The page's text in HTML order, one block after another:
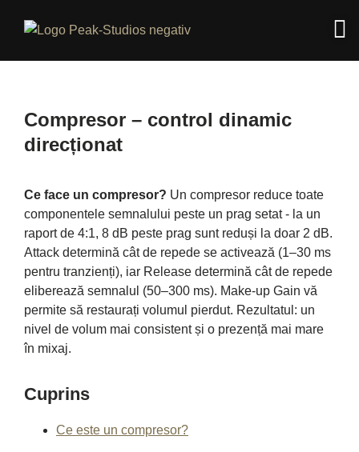
Compresor – control dinamic
direcționat
Ce face un compresor? Un compresor reduce toate
componentele semnalului peste un prag setat - la un
raport de 4:1, 8 dB peste prag sunt reduși la doar 2 dB.
Attack determină cât de repede se activează (1–30 ms
pentru tranzienți), iar Release determină cât de repede
eliberează semnalul (50–300 ms). Make-up Gain vă
permite să restaurați volumul pierdut. Rezultatul: un
nivel de volum mai consistent și o prezență mai mare
în mixaj.
Cuprins
Ce este un compresor?